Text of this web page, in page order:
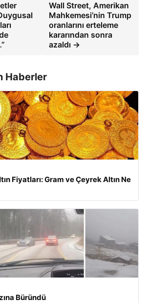
Wall Street, Amerikan
Mahkemesi’nin Trump
oranlarını erteleme
kararından sonra
azaldı →
Haberler
Fiyatları: Gram ve Çeyrek Altın Ne
Büründü